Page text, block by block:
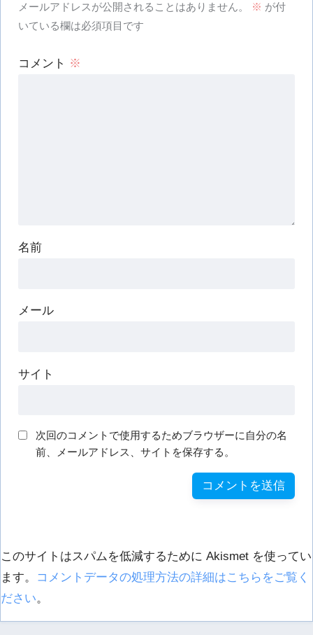
メールアドレスが公開されることはありません。 ※ が付
いている欄は必須項目です
コメント ※
名前
メール
サイト
次回のコメントで使用するためブラウザーに自分の名
前、メールアドレス、サイトを保存する。
このサイトはスパムを低減するために Akismet を使ってい
ます。
コメントデータの処理方法の詳細はこちらをご覧く
ださい。